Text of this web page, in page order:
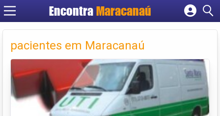
Encontra Maracanaú
Cadastrar empresa
Criar conta
pacientes em Maracanaú